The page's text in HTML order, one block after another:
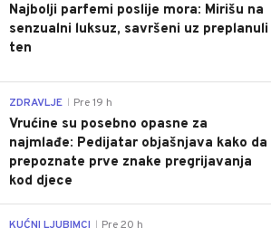
Najbolji parfemi poslije mora: Mirišu na
senzualni luksuz, savršeni uz preplanuli
ten
ZDRAVLJE Pre 19 h
Vrućine su posebno opasne za
najmlađe: Pedijatar objašnjava kako da
prepoznate prve znake pregrijavanja
kod djece
KUĆNI LJUBIMCI Pre 20 h